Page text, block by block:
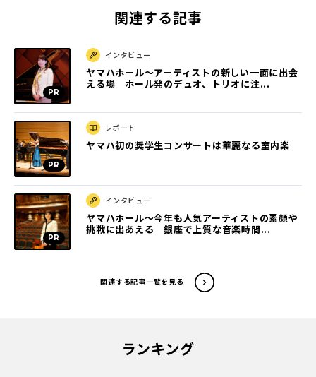
関連する記事
インタビュー
ヤマハホール～アーティストの新しい一面に出会
える場 ホール発のデュオ、トリオに注...
レポート
ヤマハ初の奨学生コンサートは華麗なる室内楽
インタビュー
ヤマハホール～今年も人気アーティストの素顔や
挑戦に出あえる 銀座で上質な音楽時間...
関連する記事一覧を見る
ランキング